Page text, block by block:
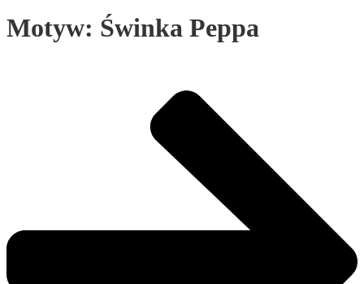
Motyw: Świnka Peppa